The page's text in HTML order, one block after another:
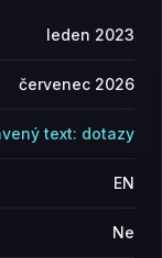
leden 2023
červenec 2026
text: dotazy
EN
Ne